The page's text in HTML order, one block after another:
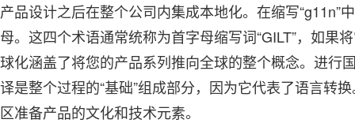
产品设计之后在整个公司内集成本地化。在缩写“g11n”
母。这四个术语通常统称为首字母缩写词“GILT”，如果
球化涵盖了将您的产品系列推向全球的整个概念。进行
译是整个过程的“基础”组成部分，因为它代表了语言转
区准备产品的文化和技术元素。